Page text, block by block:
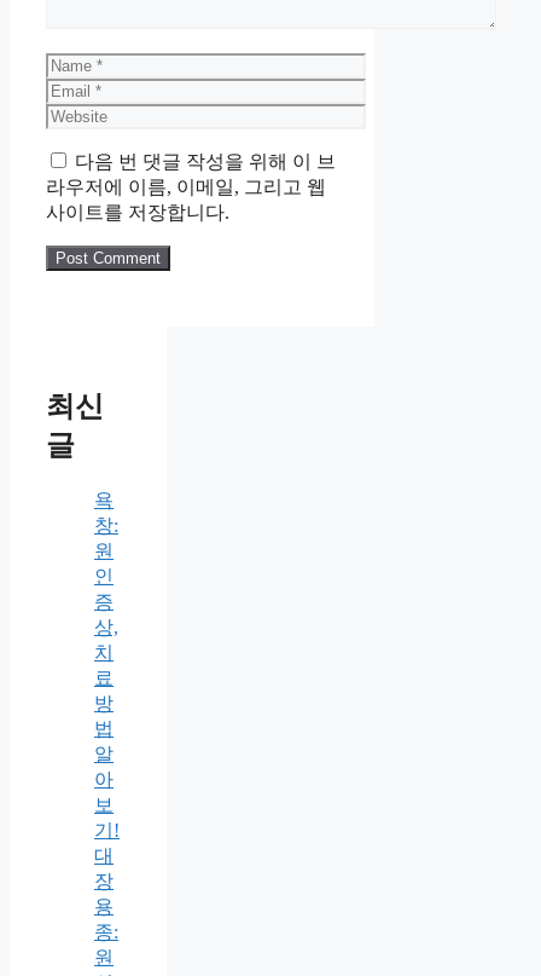
Name
Email
Website
다음 번 댓글 작성을 위해 이 브
라우저에 이름, 이메일, 그리고 웹
사이트를 저장합니다.
최신
글
욕
창:
원
인
증
상,
치
료
방
법
알
아
보
기!
대
장
용
종:
원